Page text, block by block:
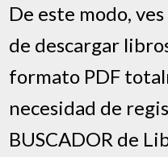
De este modo,
de descargar
formato PDF
necesidad de
BUSCADOR de